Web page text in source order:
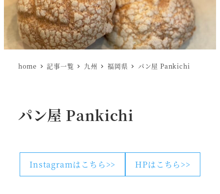
home 記事一覧 九州 福岡県 パン屋 Pankichi
パン屋 Pankichi
Instagramはこちら>> HPはこちら>>